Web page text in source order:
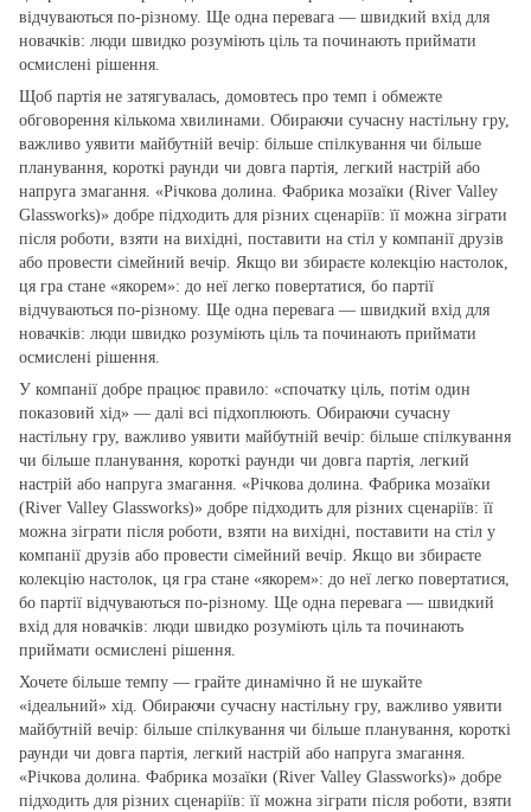
відчуваються по‑різному. Ще одна перевага — швидкий вхід для
новачків: люди швидко розуміють ціль та починають приймати
осмислені рішення.
Щоб партія не затягувалась, домовтесь про темп і обмежте
обговорення кількома хвилинами. Обираючи сучасну настільну гру,
важливо уявити майбутній вечір: більше спілкування чи більше
планування, короткі раунди чи довга партія, легкий настрій або
напруга змагання. «Річкова долина. Фабрика мозаїки (River Valley
Glassworks)» добре підходить для різних сценаріїв: її можна зіграти
після роботи, взяти на вихідні, поставити на стіл у компанії друзів
або провести сімейний вечір. Якщо ви збираєте колекцію настолок,
ця гра стане «якорем»: до неї легко повертатися, бо партії
відчуваються по‑різному. Ще одна перевага — швидкий вхід для
новачків: люди швидко розуміють ціль та починають приймати
осмислені рішення.
У компанії добре працює правило: «спочатку ціль, потім один
показовий хід» — далі всі підхоплюють. Обираючи сучасну
настільну гру, важливо уявити майбутній вечір: більше спілкування
чи більше планування, короткі раунди чи довга партія, легкий
настрій або напруга змагання. «Річкова долина. Фабрика мозаїки
(River Valley Glassworks)» добре підходить для різних сценаріїв: її
можна зіграти після роботи, взяти на вихідні, поставити на стіл у
компанії друзів або провести сімейний вечір. Якщо ви збираєте
колекцію настолок, ця гра стане «якорем»: до неї легко повертатися,
бо партії відчуваються по‑різному. Ще одна перевага — швидкий
вхід для новачків: люди швидко розуміють ціль та починають
приймати осмислені рішення.
Хочете більше темпу — грайте динамічно й не шукайте
«ідеальний» хід. Обираючи сучасну настільну гру, важливо уявити
майбутній вечір: більше спілкування чи більше планування, короткі
раунди чи довга партія, легкий настрій або напруга змагання.
«Річкова долина. Фабрика мозаїки (River Valley Glassworks)» добре
підходить для різних сценаріїв: її можна зіграти після роботи, взяти